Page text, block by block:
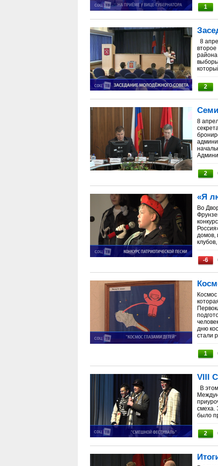
1
8
второе
2
8
2
«Я
Во
домов,
-6
дню
стали
1
VIII
В
смеха.
было
2